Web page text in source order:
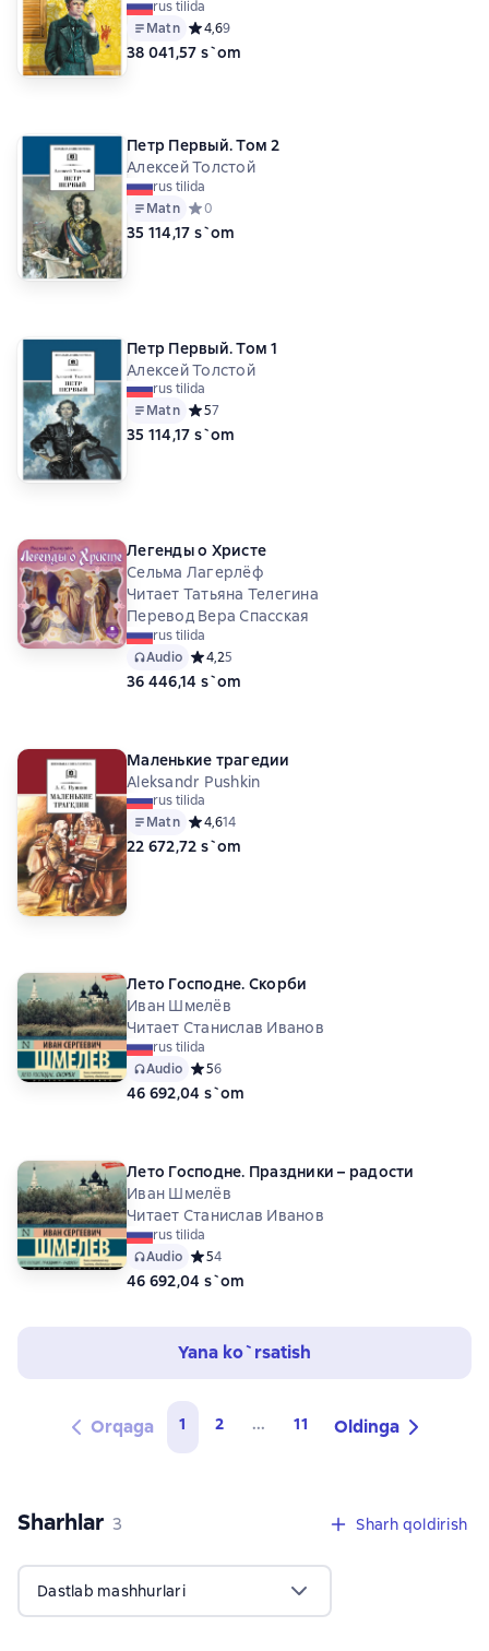
rus tilida
Matn Средний рейтинг 4,6 на основе 9 оценок
4,69
38 041,57 s`om
Петр Первый. Том 2
Алексей Толстой
rus tilida
Matn Средний рейтинг 0 на основе 0 оценок
0
35 114,17 s`om
Петр Первый. Том 1
Алексей Толстой
rus tilida
Matn Средний рейтинг 5 на основе 7 оценок
57
35 114,17 s`om
Легенды о Христе
Сельма Лагерлёф
Читает Татьяна Телегина
Перевод Вера Спасская
rus tilida
Audio Средний рейтинг 4,2 на основе 5 оценок
4,25
36 446,14 s`om
Маленькие трагедии
Aleksandr Pushkin
rus tilida
Matn Средний рейтинг 4,6 на основе 14 оценок
4,614
22 672,72 s`om
Лето Господне. Скорби
Иван Шмелёв
Читает Станислав Иванов
rus tilida
Audio Средний рейтинг 5 на основе 6 оценок
56
46 692,04 s`om
Лето Господне. Праздники – радости
Иван Шмелёв
Читает Станислав Иванов
rus tilida
Audio Средний рейтинг 5 на основе 4 оценок
54
46 692,04 s`om
Yana ko`rsatish
Orqaga 1 2 ... 11 Oldinga
Sharhlar 3 sharhlar
3 Sharh qoldirish
Dastlab mashhurlari